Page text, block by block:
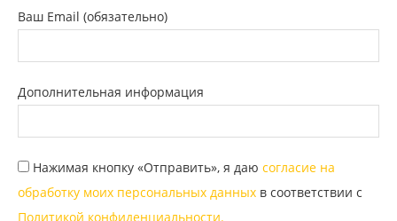
Ваш Email (обязательно)
Дополнительная информация
Нажимая кнопку «Отправить», я даю согласие на
обработку моих персональных данных в соответствии с
Политикой конфиденциальности.